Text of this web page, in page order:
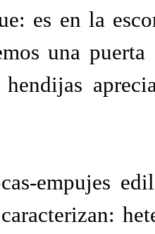
es en la
una
empujes